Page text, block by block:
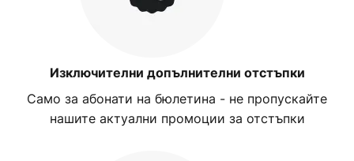
Изключителни допълнителни отстъпки
Само за абонати на бюлетина - не пропускайте
нашите актуални промоции за отстъпки